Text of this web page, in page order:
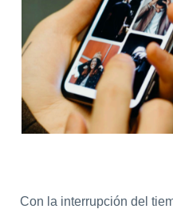
Con la interrupción del